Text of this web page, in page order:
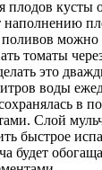
плодов кусты
наполнению
томаты
это
воды
в
Слой
быстрое
будет